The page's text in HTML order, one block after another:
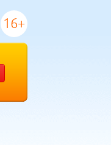
16+